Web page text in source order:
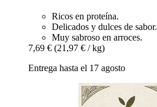
Ricos en proteína.
Delicados y dulces de sabor.
Muy sabroso en arroces.
7,69 € (21,97 € / kg)
Entrega hasta el 17 agosto